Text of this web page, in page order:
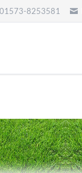
01573-8253581